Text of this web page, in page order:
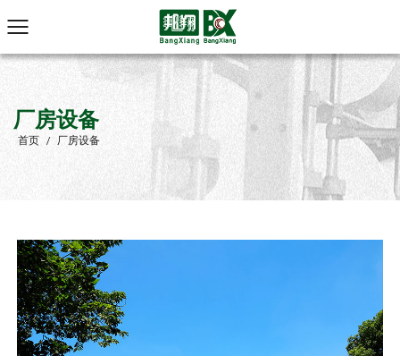
厂房设备
首页 / 厂房设备